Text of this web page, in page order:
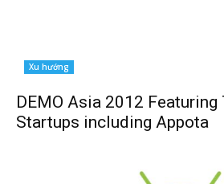
Xu hướng
DEMO Asia 2012 Featuring
Startups including Appota